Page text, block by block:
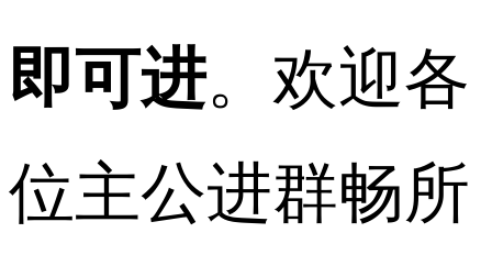
即可进。欢迎各
位主公进群畅所